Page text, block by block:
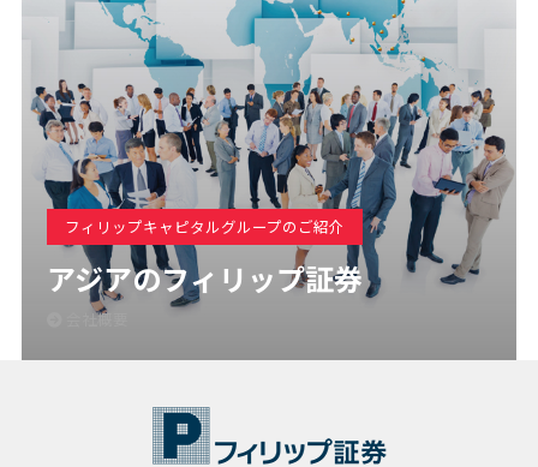
フィリップキャピタルグループのご紹介
アジアのフィリップ証券
会社概要